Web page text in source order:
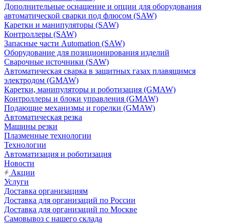
Дополнительные оснащение и опции для оборудования
автоматической сварки под флюсом (SAW)
Каретки и манипуляторы (SAW)
Контроллеры (SAW)
Запасные части Automation (SAW)
Оборудование для позиционирования изделий
Сварочные источники (SAW)
Автоматическая сварка в защитных газах плавящимся
электродом (GMAW)
Каретки, манипуляторы и роботизация (GMAW)
Контроллеры и блоки управления (GMAW)
Подающие механизмы и горелки (GMAW)
Автоматическая резка
Машины резки
Плазменные технологии
Технологии
Автоматизация и роботизация
Новости
Акции
Услуги
Доставка организациям
Доставка для организаций по России
Доставка для организаций по Москве
Самовывоз с нашего склада